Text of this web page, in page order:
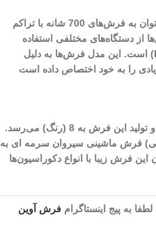
از بهترین فرش‌های ماشینی کاشان می‌توان به فرش‌های 700 شانه با تراکم
از دستگاه‌های مختلفی استفاده
می‌شود که معروف ترین آن‌ها (HCPx2) است. این مدل فرش‌ها به دلیل
را به خود اختصاص داده است
تعداد رنگ‌های استفاده شده در طراحی و تولید این فرش به 8 (رنگ) می‌رسد.
فرش ماشینی سیروان سرمه ای به
فرش زیبا با انواع دکوراسیون‌ها
به پیج اینستاگرام فرش آوین